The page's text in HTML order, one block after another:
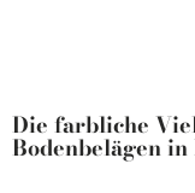
Die farbliche
Bodenbelägen